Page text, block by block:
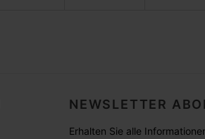
NEWSLETTER
Erhalten Sie alle